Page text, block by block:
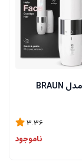
شیور براون مدل BRAUN
3.36
ناموجود